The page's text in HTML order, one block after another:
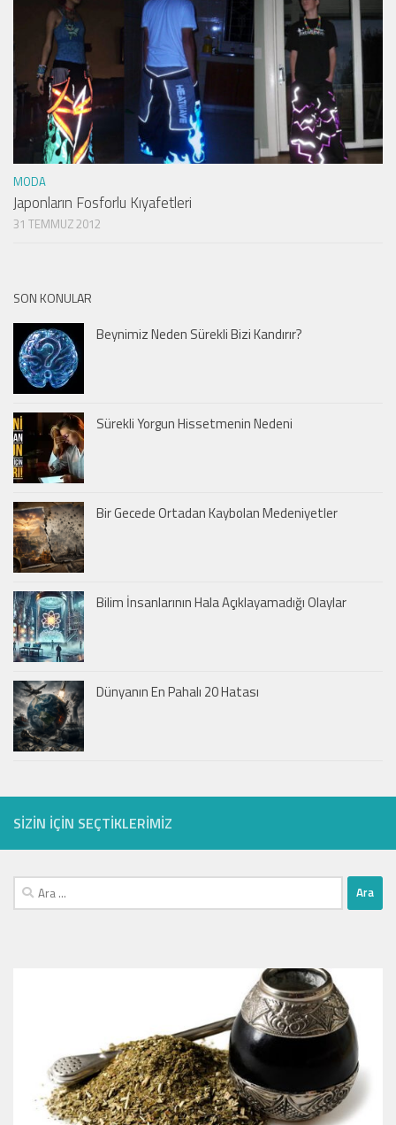
MODA
Japonların Fosforlu Kıyafetleri
31 TEMMUZ 2012
SON KONULAR
Beynimiz Neden Sürekli Bizi Kandırır?
Sürekli Yorgun Hissetmenin Nedeni
Bir Gecede Ortadan Kaybolan Medeniyetler
Bilim İnsanlarının Hala Açıklayamadığı Olaylar
Dünyanın En Pahalı 20 Hatası
SIZIN IÇIN SEÇTIKLERIMIZ
Arama: